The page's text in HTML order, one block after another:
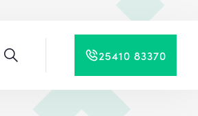
25410 83370